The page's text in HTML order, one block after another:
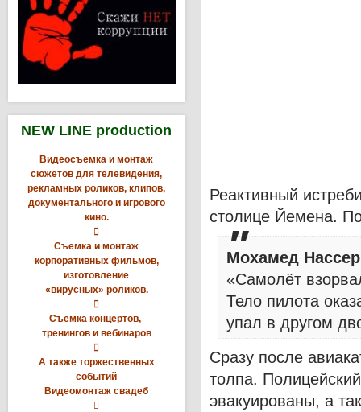
NEW LINE production
Видеосъемка и монтаж
сюжетов для телевидения,
рекламных роликов, клипов,
документального и игрового
кино.

Съемка и монтаж
корпоративных фильмов,
изготовление
«вирусных» роликов.

Съемка концертов,
тренингов и вебинаров

А также торжественных
событий
Видеомонтаж свадеб

Реактивный
столице Йемена.
Мохамед
«Самолёт
Тело пилота
упал в другом
Сразу после
толпа.
эвакуированы, а